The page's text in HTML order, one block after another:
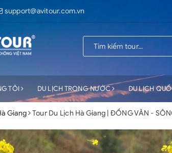
support@avitour.com.vn
TÔI DU LỊCH TRONG NƯỚC DU LỊCH
Giang Tour Du Lịch Hà Giang | ĐỒNG VĂN -